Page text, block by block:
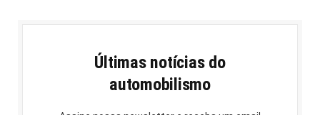
Últimas notícias do
automobilismo